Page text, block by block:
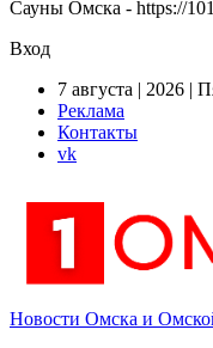
Сауны Омска - https://
Вход
7 августа | 2026 |
Реклама
Контакты
vk
Новости Омска и